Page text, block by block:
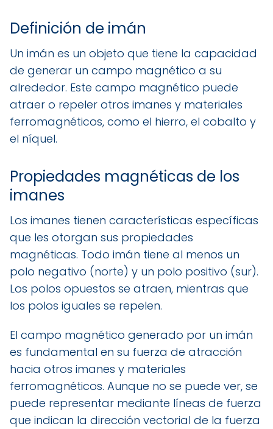
Definición de imán
Un imán es un objeto que tiene la capacidad
de generar un campo magnético a su
alrededor. Este campo magnético puede
atraer o repeler otros imanes y materiales
ferromagnéticos, como el hierro, el cobalto y
el níquel.
Propiedades magnéticas de los
imanes
Los imanes tienen características específicas
que les otorgan sus propiedades
magnéticas. Todo imán tiene al menos un
polo negativo (norte) y un polo positivo (sur).
Los polos opuestos se atraen, mientras que
los polos iguales se repelen.
El campo magnético generado por un imán
es fundamental en su fuerza de atracción
hacia otros imanes y materiales
ferromagnéticos. Aunque no se puede ver, se
puede representar mediante líneas de fuerza
que indican la dirección vectorial de la fuerza